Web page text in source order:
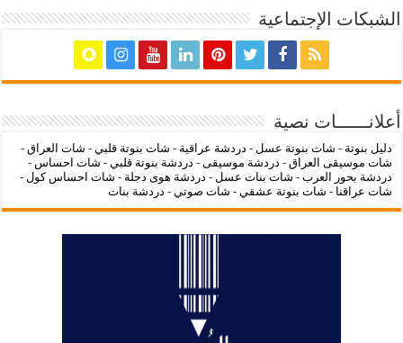
الشبكات الإجتماعية
أعلانــــــات نصية
دليل بنوتة - شات بنوتة عسل - دردشة عراقية - شات بنوتة قلبي - شات العراق-
شات موسيقى العراق - دردشة موسيقى - دردشة بنوتة قلبي - شات احساس -
دردشة بحور العرب - شات بنات عسل - دردشة هوى دجلة - شات احساس كول -
شات عراقنا - شات بنوتة عشقي - شات صوتي - دردشة بنات